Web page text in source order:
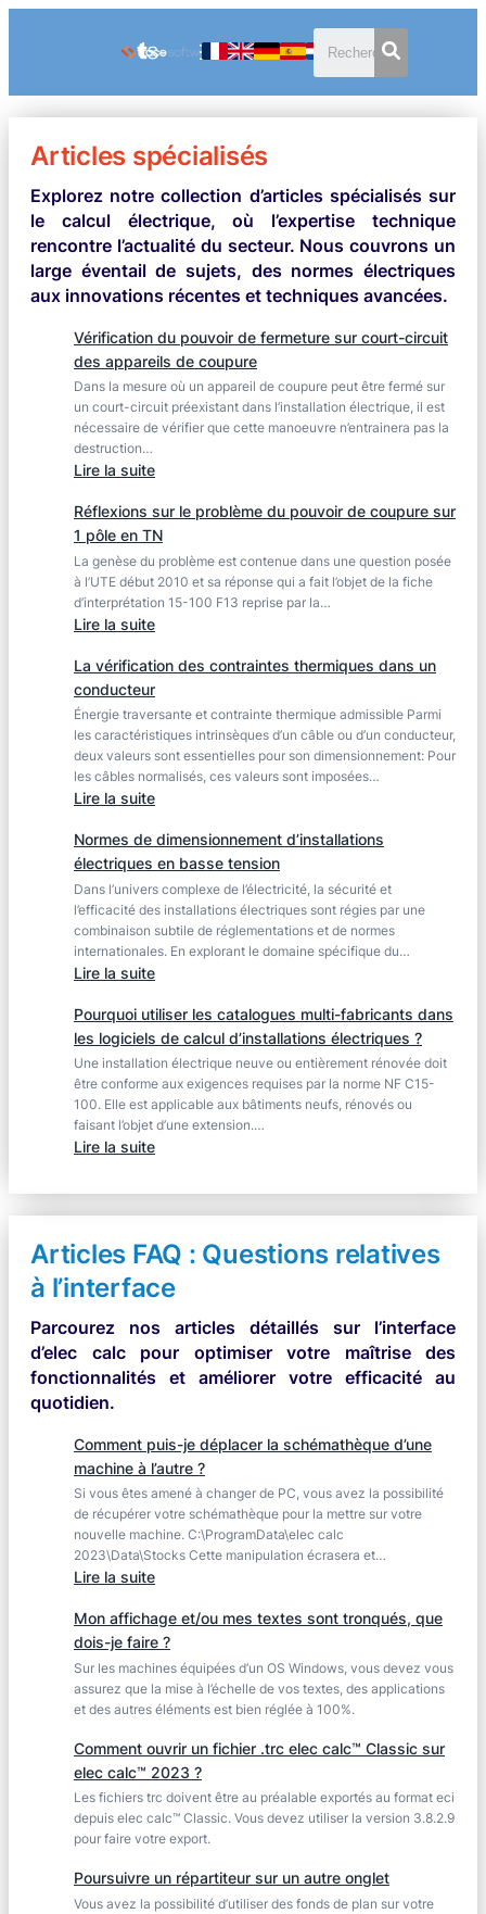
Articles spécialisés
Explorez notre collection d’articles spécialisés sur
le calcul électrique, où l’expertise technique
rencontre l’actualité du secteur. Nous couvrons un
large éventail de sujets, des normes électriques
aux innovations récentes et techniques avancées.
Vérification du pouvoir de fermeture sur court-circuit
des appareils de coupure
Dans la mesure où un appareil de coupure peut être fermé sur
un court-circuit préexistant dans l’installation électrique, il est
nécessaire de vérifier que cette manoeuvre n’entrainera pas la
destruction…
Lire la suite:
du
pouvoir
de
fermeture
sur
court-
circuit
des
appareils
de
coupure
Réflexions sur le problème du pouvoir de coupure sur
1 pôle en TN
La genèse du problème est contenue dans une question posée
à l’UTE début 2010 et sa réponse qui a fait l’objet de la fiche
d’interprétation 15-100 F13 reprise par la…
Lire la suite:
sur
le
problème
du
pouvoir
sur
1
pôle
en
TN
La vérification des contraintes thermiques dans un
conducteur
Énergie traversante et contrainte thermique admissible Parmi
les caractéristiques intrinsèques d’un câble ou d’un conducteur,
deux valeurs sont essentielles pour son dimensionnement: Pour
les câbles normalisés, ces valeurs sont imposées…
Lire la suite:
vérification
des
contraintes
thermiques
dans
Normes de dimensionnement d’installations
électriques en basse tension
Dans l’univers complexe de l’électricité, la sécurité et
l’efficacité des installations électriques sont régies par une
combinaison subtile de réglementations et de normes
internationales. En explorant le domaine spécifique du…
Lire la suite:
de
dimensionnement
d’installations
électriques
en
Pourquoi utiliser les catalogues multi-fabricants dans
les logiciels de calcul d’installations électriques ?
Une installation électrique neuve ou entièrement rénovée doit
être conforme aux exigences requises par la norme NF C15-
100. Elle est applicable aux bâtiments neufs, rénovés ou
faisant l’objet d’une extension.…
Lire la suite:
utiliser
les
catalogues
multi-
fabricants
les
logiciels
de
électriques
?
Articles FAQ : Questions relatives
à l’interface
Parcourez nos articles détaillés sur l’interface
d’elec calc pour optimiser votre maîtrise des
fonctionnalités et améliorer votre efficacité au
quotidien.
Comment puis-je déplacer la schémathèque d’une
machine à l’autre ?
Si vous êtes amené à changer de PC, vous avez la possibilité
de récupérer votre schémathèque pour la mettre sur votre
nouvelle machine. C:\ProgramData\elec calc
2023\Data\Stocks Cette manipulation écrasera et…
Lire la suite:
puis-
je
déplacer
la
schémathèque
d’une
machine
à
l’autre
?
Mon affichage et/ou mes textes sont tronqués, que
dois-je faire ?
Sur les machines équipées d’un OS Windows, vous devez vous
assurez que la mise à l’échelle de vos textes, des applications
et des autres éléments est bien réglée à 100%.
Comment ouvrir un fichier .trc elec calc™ Classic sur
elec calc™ 2023 ?
Les fichiers trc doivent être au préalable exportés au format eci
depuis elec calc™ Classic. Vous devez utiliser la version 3.8.2.9
pour faire votre export.
Poursuivre un répartiteur sur un autre onglet
Vous avez la possibilité d’utiliser des fonds de plan sur votre